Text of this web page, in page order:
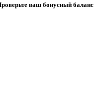
ваш бонусный баланс